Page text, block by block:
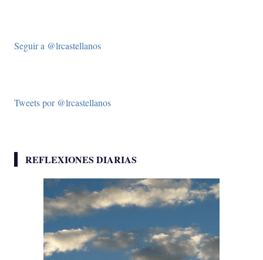
Seguir a @lrcastellanos
Tweets por @lrcastellanos
REFLEXIONES DIARIAS